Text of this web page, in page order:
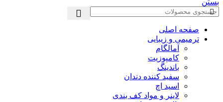
بستن
صفحه اصلی
ترمیمی و زیبایی
آمالگام
کامپوزیت
باندینگ
سفید کننده دندان
اسید اچ
لاینر و مواد کف بندی